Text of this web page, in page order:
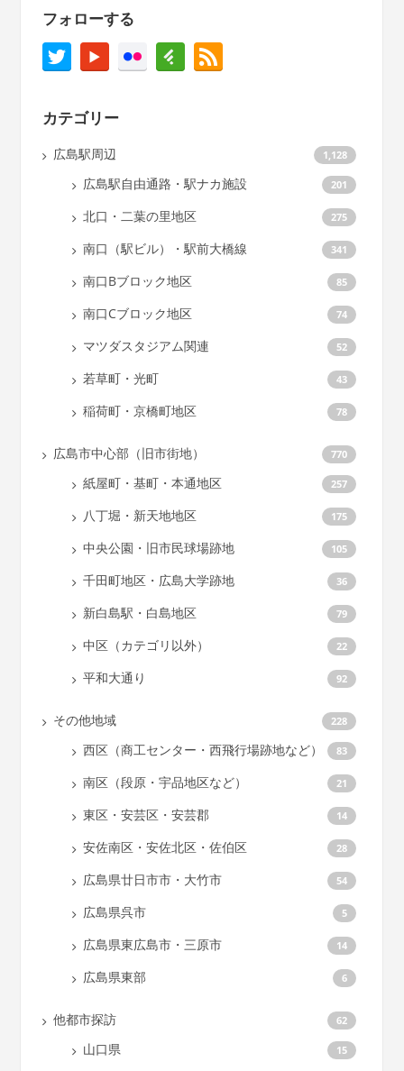
フォローする
カテゴリー
広島駅周辺 1,128
広島駅自由通路・駅ナカ施設 201
北口・二葉の里地区 275
南口（駅ビル）・駅前大橋線 341
南口Bブロック地区 85
南口Cブロック地区 74
マツダスタジアム関連 52
若草町・光町 43
稲荷町・京橋町地区 78
広島市中心部（旧市街地） 770
紙屋町・基町・本通地区 257
八丁堀・新天地地区 175
中央公園・旧市民球場跡地 105
千田町地区・広島大学跡地 36
新白島駅・白島地区 79
中区（カテゴリ以外） 22
平和大通り 92
その他地域 228
西区（商工センター・西飛行場跡地など） 83
南区（段原・宇品地区など） 21
東区・安芸区・安芸郡 14
安佐南区・安佐北区・佐伯区 28
広島県廿日市市・大竹市 54
広島県呉市 5
広島県東広島市・三原市 14
広島県東部 6
他都市探訪 62
山口県 15